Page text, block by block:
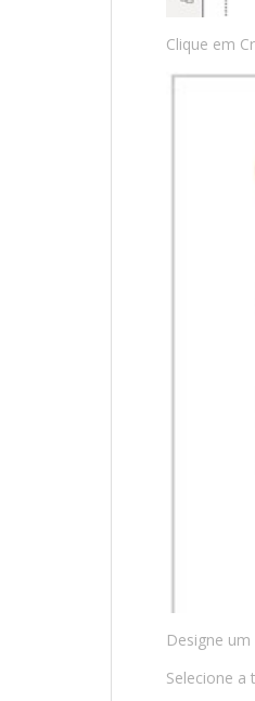
Clique em
Designe
Selecione a